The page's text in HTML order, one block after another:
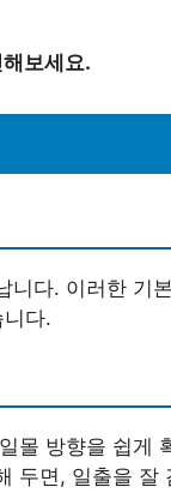
보세요.
니다. 이러한 기
다.
몰 방향을 쉽게
두면, 일출을